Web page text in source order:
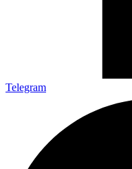
Telegram